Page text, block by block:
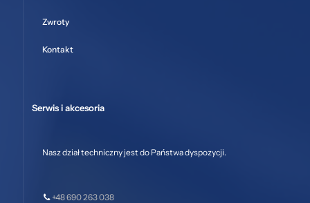
Zwroty
Kontakt
Serwis i akcesoria
Nasz dział techniczny jest do Państwa dyspozycji.
+48 690 263 038